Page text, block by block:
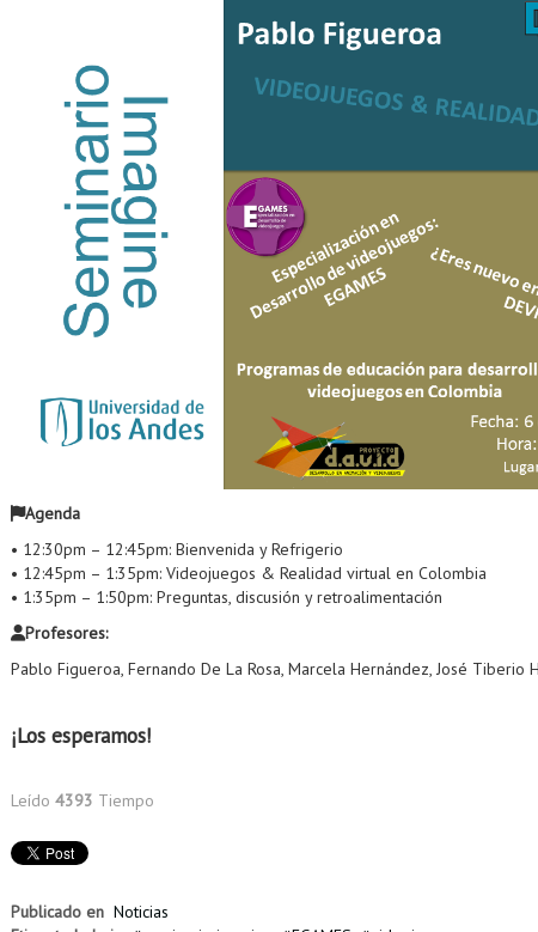
Agenda
• 12:30pm – 12:45pm: Bienvenida y Refrigerio
• 12:45pm – 1:35pm: Videojuegos & Realidad virtual en Colombia
• 1:35pm – 1:50pm: Preguntas, discusión y retroalimentación
Profesores:
Pablo Figueroa, Fernando De La Rosa, Marcela Hernández, José Tiberio
¡Los esperamos!
Leído 4393 Tiempo
Publicado en Noticias